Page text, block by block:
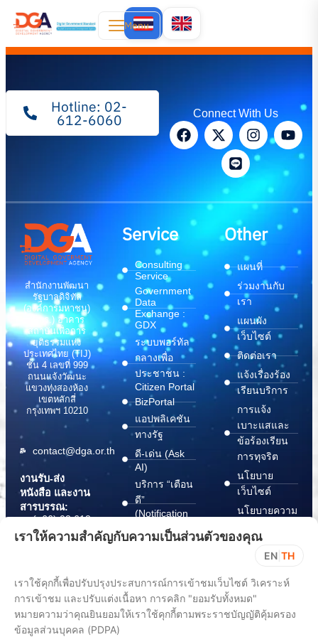
Menu
Hotline: 02-
612-6060 Connect With Us
สำนักงานพัฒนา
รัฐบาลดิจิทัล
(องค์การมหาชน)
(สพร.) อาคาร
สถาบันเพื่อการ
ยุติธรรมแห่ง
ประเทศไทย (TIJ)
ชั้น 4 เลขที่ 999
ถนนแจ้งวัฒนะ
แขวงทุ่งสองห้อง
เขตหลักสี่
กรุงเทพฯ 10210
contact@dga.or.th
งานรับ-ส่ง
หนังสือ และงาน
สารบรรณ:
(+66) 02 612
6000
saraban@dga.or.th
Center:
(+66) 02 612
Service
Consulting
Service
Government
Data
Exchange :
GDX
ระบบพอร์ทัล
กลางเพื่อ
ประชาชน :
Citizen Portal
BizPortal
แอปพลิเคชัน
ทางรัฐ
ดี-เด่น (Ask
AI)
บริการ “เตือน
ดี”
(Notification
บริการ
(Document
Wallet)
Other
แผนที่
ร่วมงานกับ
เรา
แผนผัง
เว็บไซต์
ติดต่อเรา
แจ้งเรื่องร้อง
เรียนบริการ
การแจ้ง
เบาะแสและ
ข้อร้องเรียน
การทุจริต
นโยบาย
เว็บไซต์
นโยบายความ
ปลอดภัย
สารสนเทศ
ChangeLog
เราให้ความสำคัญกับความเป็นส่วนตัวของคุณ
EN TH
เราใช้คุกกี้เพื่อปรับปรุงประสบการณ์การเข้าชมเว็บไซต์ วิเคราะห์
การเข้าชม และปรับแต่งเนื้อหา การคลิก "ยอมรับทั้งหมด"
หมายความว่าคุณยินยอมให้เราใช้คุกกี้ตามพระราชบัญญัติคุ้มครอง
ข้อมูลส่วนบุคคล (PDPA)